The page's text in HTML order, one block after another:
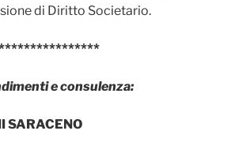
di Diritto Societario.
e consulenza:
SARACENO